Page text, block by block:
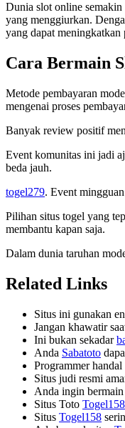
Dunia slot online semakin
yang menggiurkan.
yang dapat meningkatkan
Cara Bermain
Metode pembayaran
mengenai proses
Banyak review positif
Event komunitas ini jadi
beda jauh.
togel279. Event
Pilihan situs togel yang
membantu kapan saja.
Dalam dunia taruhan
Related Links
Situs ini gunakan
Jangan khawatir
Ini bukan sekadar
Anda Sabatoto
Programmer
Situs judi resmi
Anda ingin
Situs Toto Togel158
Situs Togel158